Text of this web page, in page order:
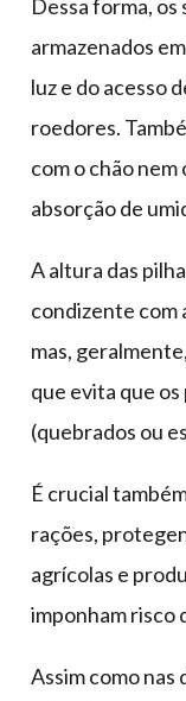
Dessa forma, os
armazenados
luz e do acesso
roedores.
com o chão nem
absorção de
A altura das
condizente com
mas,
que evita que
(quebrados ou
É crucial
rações,
agrícolas e
imponham risco
Assim como nas